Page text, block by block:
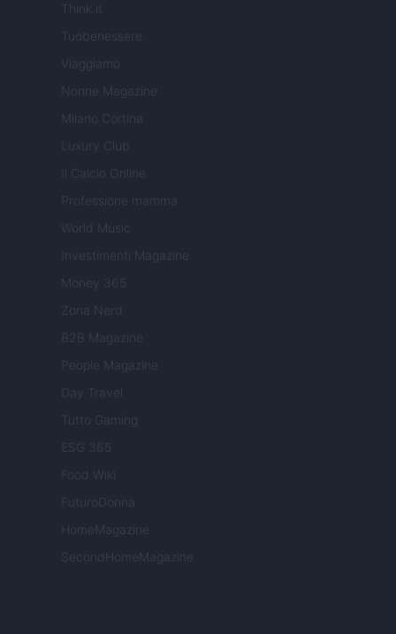
Think.it
Tuobenessere
Viaggiamo
Nonne Magazine
Milano Cortina
Luxury Club
Il Calcio Online
Professione mamma
World Music
Investimenti Magazine
Money 365
Zona Nerd
B2B Magazine
People Magazine
Day Travel
Tutto Gaming
ESG 365
Food Wiki
FuturoDonna
HomeMagazine
SecondHomeMagazine